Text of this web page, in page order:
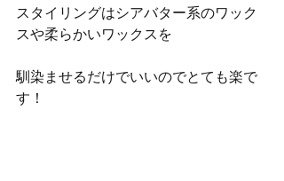
スタイリングはシアバター系のワック
スや柔らかいワックスを
馴染ませるだけでいいのでとても楽で
す！